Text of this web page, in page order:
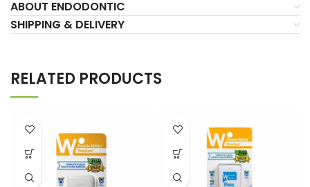
ABOUT ENDODONTIC
SHIPPING & DELIVERY
RELATED PRODUCTS